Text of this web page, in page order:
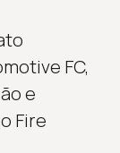
FC,
e
Fire